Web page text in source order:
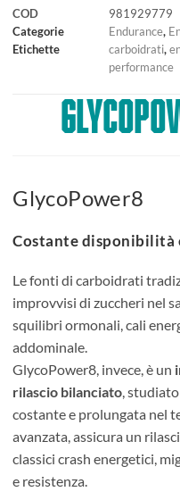
COD
981929779
Categorie
Endurance,
Etichette
carboidrati,
performance
GlycoPower8
Costante disponibilità
Le fonti di carboidrati
improvvisi di zuccheri nel
squilibri ormonali, cali
addominale.
GlycoPower8, invece, è un
rilascio bilanciato ,
costante e prolungata nel
avanzata, assicura un
classici crash energetici,
e resistenza.